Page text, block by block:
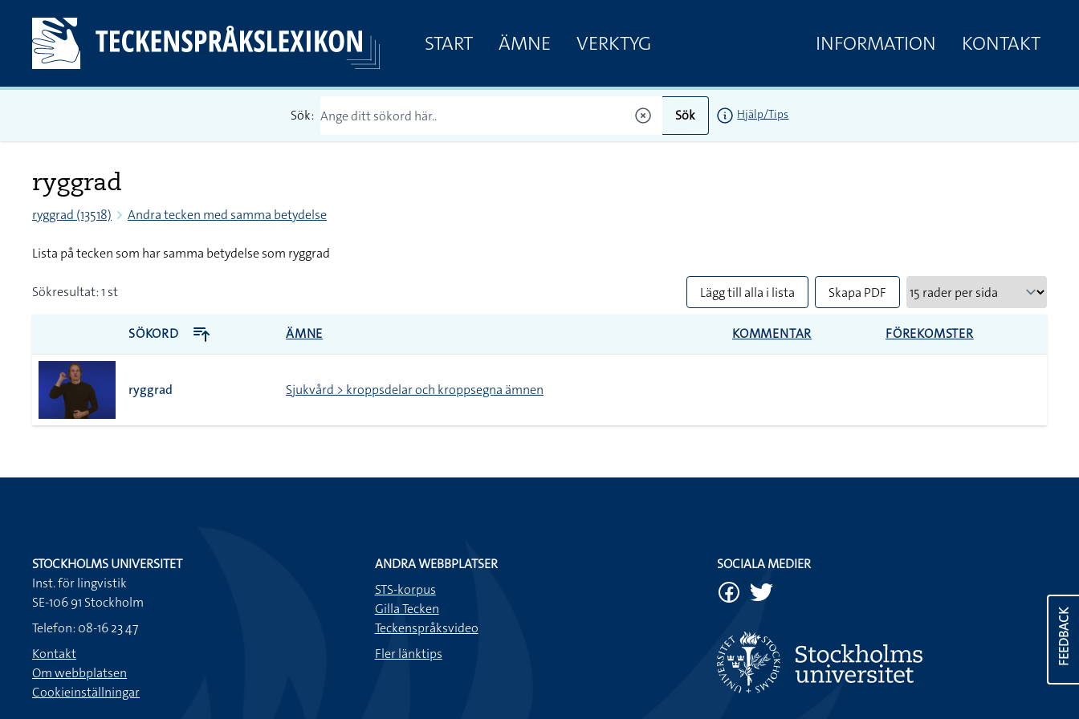
START ÄMNE VERKTYG INFORMATION KONTAKT
Sök: Sök Hjälp/Tips
ryggrad
ryggrad (13518) Andra tecken med samma betydelse
Lista på tecken som har samma betydelse som ryggrad
Sökresultat: 1 st Lägg till alla i lista Skapa PDF
SÖKORD ÄMNE KOMMENTAR FÖREKOMSTER
ryggrad Sjukvård > kroppsdelar och kroppsegna ämnen
FEEDBACK
STOCKHOLMS UNIVERSITET
Inst. för lingvistik
SE-106 91 Stockholm
Telefon: 08-16 23 47
Kontakt
Om webbplatsen
Cookieinställningar
ANDRA WEBBPLATSER
STS-korpus
Gilla Tecken
Teckenspråksvideo
Fler länktips
SOCIALA MEDIER